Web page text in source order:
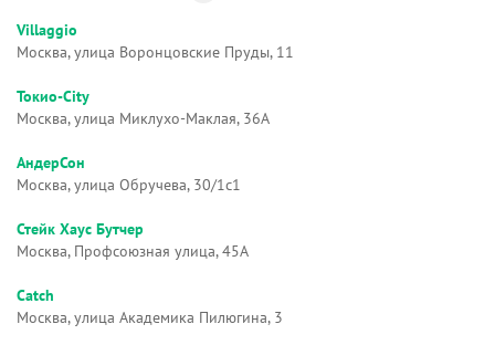
Villaggio
Москва, улица Воронцовские Пруды, 11
Токио-City
Москва, улица Миклухо-Маклая, 36А
АндерСон
Москва, улица Обручева, 30/1с1
Стейк Хаус Бутчер
Москва, Профсоюзная улица, 45А
Catch
Москва, улица Академика Пилюгина, 3